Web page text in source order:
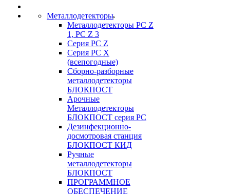
Металлодетекторы
Металлодетекторы РС Z
1, PC Z 3
Серия РС Z
Серия РС X
(всепогодные)
Сборно-разборные
металлодетекторы
БЛОКПОСТ
Арочные
Металлодетекторы
БЛОКПОСТ серия РС
Дезинфекционно-
досмотровая станция
БЛОКПОСТ КИД
Ручные
металлодетекторы
БЛОКПОСТ
ПРОГРАММНОЕ
ОБЕСПЕЧЕНИЕ